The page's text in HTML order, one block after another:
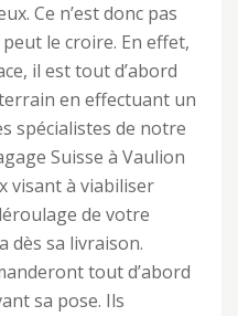
Ce n’est donc pas
le croire. En effet,
il est tout d’abord
en effectuant un
spécialistes de notre
Suisse à Vaulion
visant à viabiliser
de votre
dès sa livraison.
tout d’abord
sa pose. Ils